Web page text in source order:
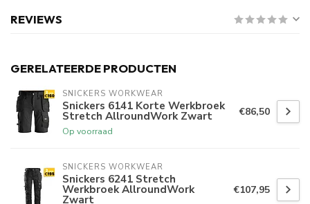
REVIEWS
GERELATEERDE PRODUCTEN
SNICKERS WORKWEAR
Snickers 6141 Korte Werkbroek
Stretch AllroundWork Zwart
Op voorraad
€86,50
SNICKERS WORKWEAR
Snickers 6241 Stretch
Werkbroek AllroundWork
Zwart
€107,95